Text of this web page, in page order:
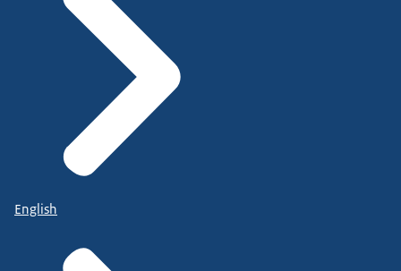
English